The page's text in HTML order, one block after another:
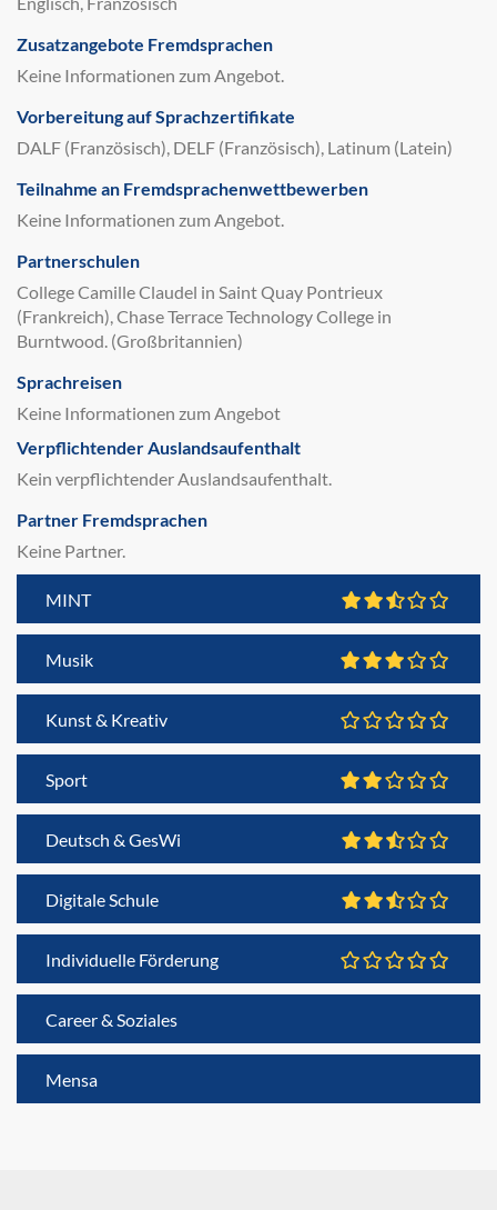
Zusatzangebote Fremdsprachen
Keine Informationen zum Angebot.
Vorbereitung auf Sprachzertifikate
DALF (Französisch), DELF (Französisch), Latinum (Latein)
Teilnahme an Fremdsprachenwettbewerben
Keine Informationen zum Angebot.
Partnerschulen
College Camille Claudel in Saint Quay Pontrieux
(Frankreich), Chase Terrace Technology College in
Burntwood. (Großbritannien)
Sprachreisen
Keine Informationen zum Angebot
Verpflichtender Auslandsaufenthalt
Kein verpflichtender Auslandsaufenthalt.
Partner Fremdsprachen
Keine Partner.
MINT
Musik
Kunst & Kreativ
Sport
Deutsch & GesWi
Digitale Schule
Individuelle Förderung
Career & Soziales
Mensa